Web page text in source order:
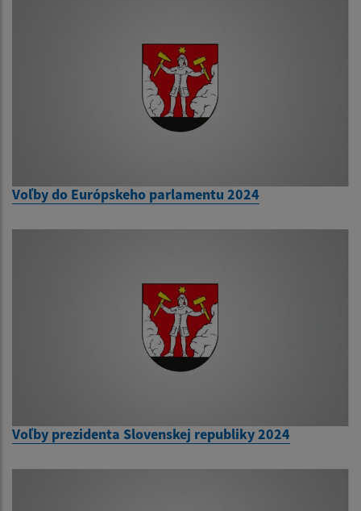
Voľby do Európskeho parlamentu 2024
Voľby prezidenta Slovenskej republiky 2024